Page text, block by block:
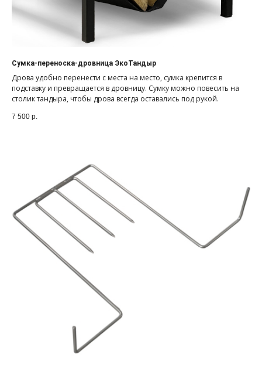
Сумка-переноска-дровница ЭкоТандыр
Дрова удобно перенести с места на место, сумка крепится в
подставку и превращается в дровницу. Сумку можно повесить на
столик тандыра, чтобы дрова всегда оставались под рукой.
7 500 р.